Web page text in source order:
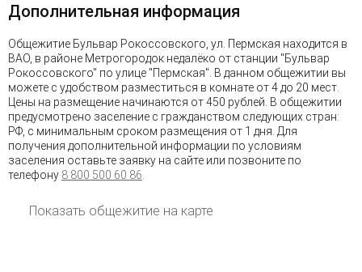
Дополнительная информация
Общежитие Бульвар Рокоссовского, ул. Пермская находится в
ВАО, в районе Метрогородок недалёко от станции "Бульвар
Рокоссовского" по улице "Пермская". В данном общежитии вы
можете с удобством разместиться в комнате от 4 до 20 мест.
Цены на размещение начинаются от 450 рублей. В общежитии
предусмотрено заселение с гражданством следующих стран:
РФ, с минимальным сроком размещения от 1 дня. Для
получения дополнительной информации по условиям
заселения оставьте заявку на сайте или позвоните по
телефону 8 800 500 60 86
Показать общежитие на карте